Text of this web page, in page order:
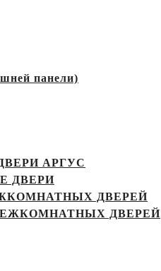
панели)
АРГУС
ДВЕРИ
ДВЕРЕЙ
ДВЕРЕЙ